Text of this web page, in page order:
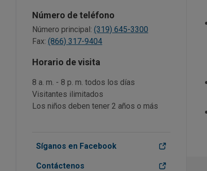
Número de teléfono
Número principal: (319) 645-3300
Fax: (866) 317-9404
Horario de visita
8 a. m. - 8 p. m. todos los días
Visitantes ilimitados
Los niños deben tener 2 años o más
Síganos en Facebook
Contáctenos